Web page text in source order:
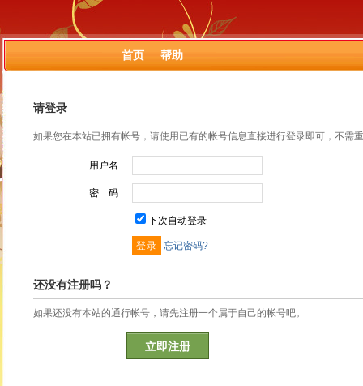
首页 帮助
请登录
如果您在本站已拥有帐号，请使用已有的帐号信息直接进行登录即可，不需
用户名
密 码
下次自动登录
忘记密码?
还没有注册吗？
如果还没有本站的通行帐号，请先注册一个属于自己的帐号吧。
立即注册